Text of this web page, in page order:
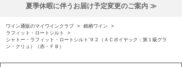
夏季休暇に伴うお届け予定変更のご案内 ≫
ワイン通販のマイワインクラブ > 銘柄ワイン
>
ラフィット・ロートシルト
>
シャトー・ラフィット・ロートシルト’９２（ＡＣポイヤック：第１級グラ
ン・クリュ）（赤・ＦＢ）